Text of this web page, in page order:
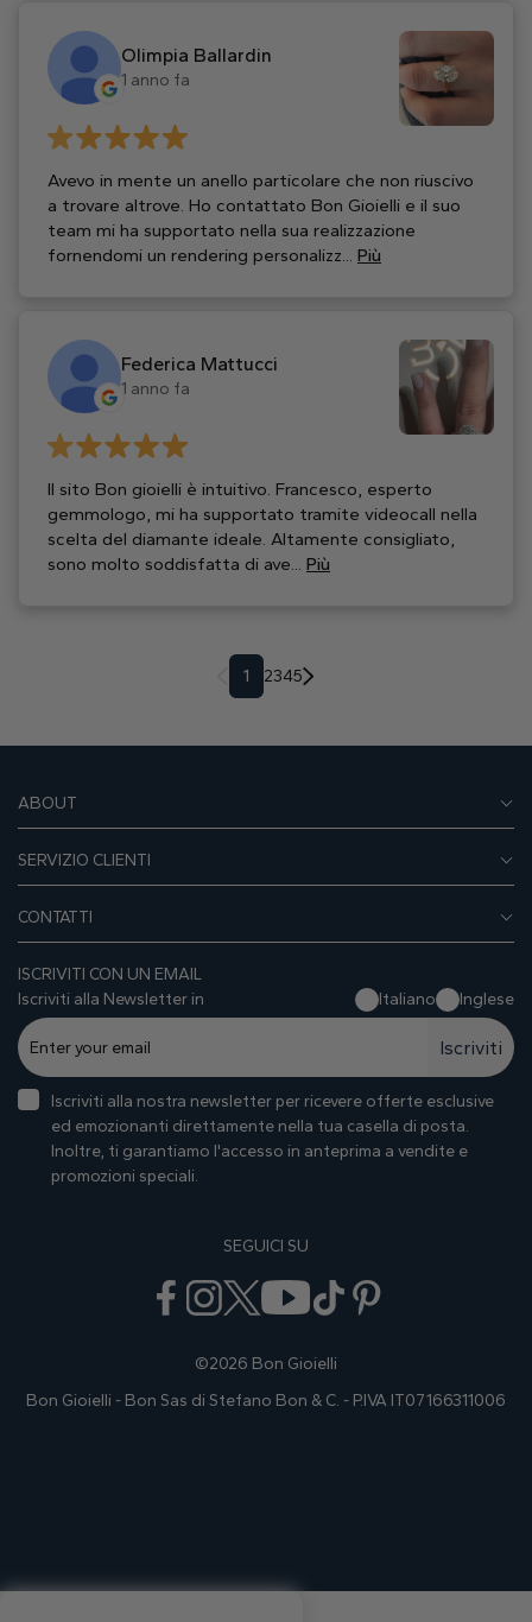
Olimpia Ballardin
1 anno fa
Avevo in mente un anello particolare che non riuscivo
a trovare altrove. Ho contattato Bon Gioielli e il suo
team mi ha supportato nella sua realizzazione
fornendomi un rendering personalizz... Più
Federica Mattucci
1 anno fa
Il sito Bon gioielli è intuitivo. Francesco, esperto
gemmologo, mi ha supportato tramite videocall nella
scelta del diamante ideale. Altamente consigliato,
sono molto soddisfatta di ave... Più
1 2345
ABOUT
SERVIZIO CLIENTI
CONTATTI
ISCRIVITI CON UN EMAIL
Iscriviti alla Newsletter in
Italiano Inglese
Iscriviti
Iscriviti alla nostra newsletter per ricevere offerte esclusive
ed emozionanti direttamente nella tua casella di posta.
Inoltre, ti garantiamo I'accesso in anteprima a vendite e
promozioni speciali.
SEGUICI SU
©2026 Bon Gioielli
Bon Gioielli - Bon Sas di Stefano Bon & C. - P.IVA IT07166311006